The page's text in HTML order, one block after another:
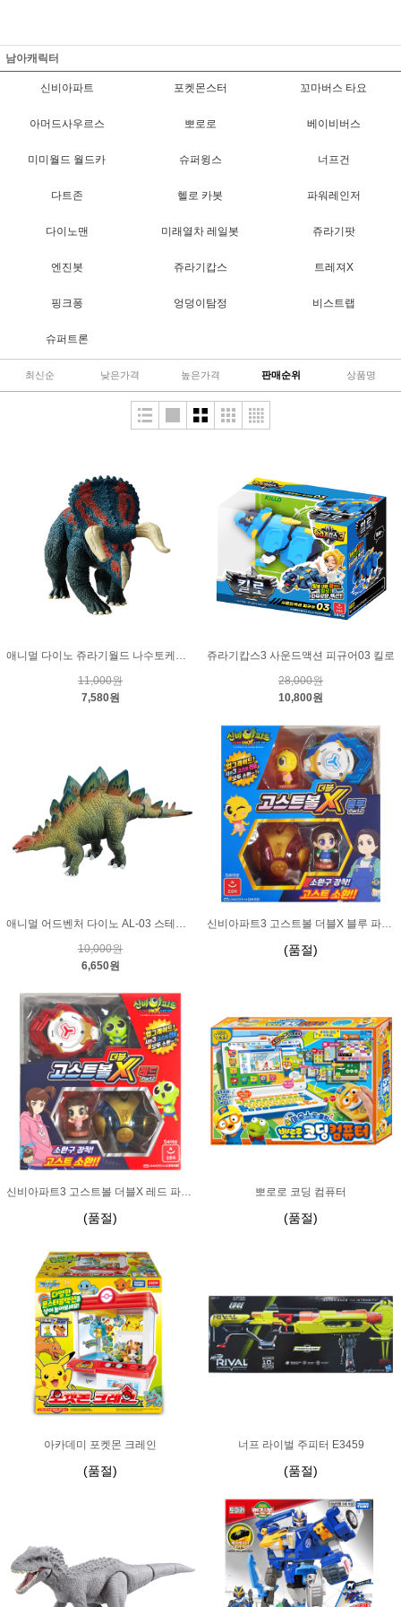
남아캐릭터
신비아파트 포켓몬스터 꼬마버스 타요
아머드사우르스 뽀로로 베이비버스
미미월드 월드카 슈퍼윙스 너프건
다트존 헬로 카봇 파워레인저
다이노맨 미래열차 레일봇 쥬라기팟
엔진봇 쥬라기캅스 트레져X
핑크퐁 엉덩이탐정 비스트랩
슈퍼트론
최신순 낮은가격 높은가격 판매순위 상품명
애니멀 다이노 쥬라기월드 나수토케라톱스
11,000원
7,580원
쥬라기캅스3 사운드액션 피규어03 킬로
28,000원
10,800원
애니멀 어드벤처 다이노 AL-03 스테고사우루스
10,000원
6,650원
신비아파트3 고스트볼 더블X 블루 파트2
(품절)
신비아파트3 고스트볼 더블X 레드 파트2
(품절)
뽀로로 코딩 컴퓨터
(품절)
아카데미 포켓몬 크레인
(품절)
너프 라이벌 주피터 E3459
(품절)